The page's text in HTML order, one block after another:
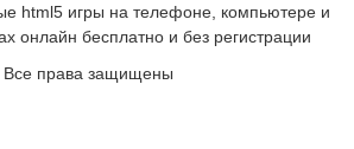
html5 игры на телефоне, компьютере и
онлайн бесплатно и без регистрации
Все права защищены